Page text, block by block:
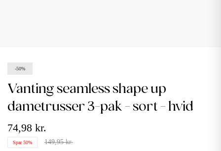
-50%
vanting seamless shape up
dametrusser 3-pak - sort - hvid
74,98 kr.
Spar 50% 149,95 kr.